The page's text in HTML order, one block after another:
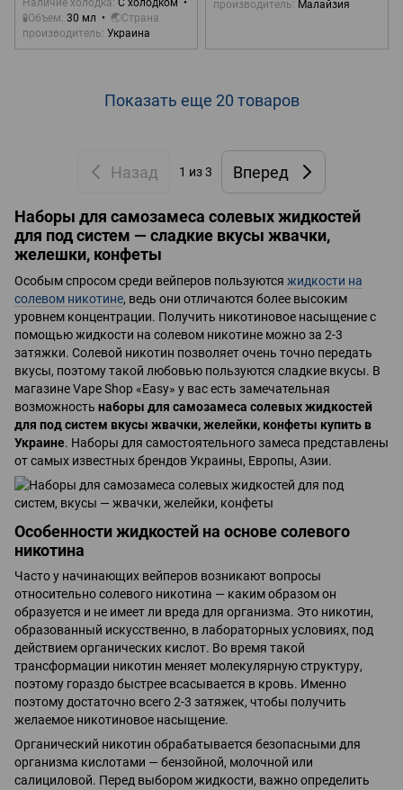
Наличие холодка С холодком
🧪Объем 30 мл
🌏Страна
производитель Украина
производитель Малайзия
Показать еще 20 товаров
Назад 1 из 3 Вперед
Наборы для самозамеса солевых жидкостей
для под систем — сладкие вкусы жвачки,
желешки, конфеты
Особым спросом среди вейперов пользуются жидкости на
солевом никотине, ведь они отличаются более высоким
уровнем концентрации. Получить никотиновое насыщение с
помощью жидкости на солевом никотине можно за 2-3
затяжки. Солевой никотин позволяет очень точно передать
вкусы, поэтому такой любовью пользуются сладкие вкусы. В
магазине Vape Shop «Easy» у вас есть замечательная
возможность наборы для самозамеса солевых жидкостей
для под систем вкусы жвачки, желейки, конфеты купить в
Украине. Наборы для самостоятельного замеса представлены
от самых известных брендов Украины, Европы, Азии.
Особенности жидкостей на основе солевого
никотина
Часто у начинающих вейперов возникают вопросы
относительно солевого никотина — каким образом он
образуется и не имеет ли вреда для организма. Это никотин,
образованный искусственно, в лабораторных условиях, под
действием органических кислот. Во время такой
трансформации никотин меняет молекулярную структуру,
поэтому гораздо быстрее всасывается в кровь. Именно
поэтому достаточно всего 2-3 затяжек, чтобы получить
желаемое никотиновое насыщение.
Органический никотин обрабатывается безопасными для
организма кислотами — бензойной, молочной или
салициловой. Перед выбором жидкости, важно определить